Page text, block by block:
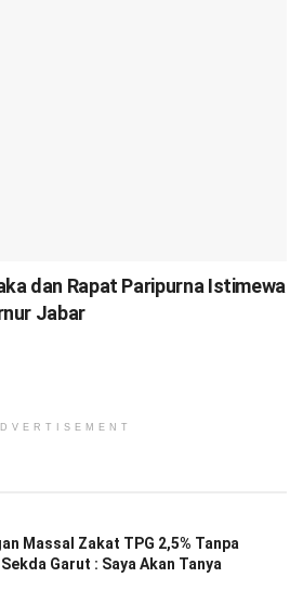
dan Rapat Paripurna Istimewa
Jabar
Massal Zakat TPG 2,5% Tanpa
Garut : Saya Akan Tanya